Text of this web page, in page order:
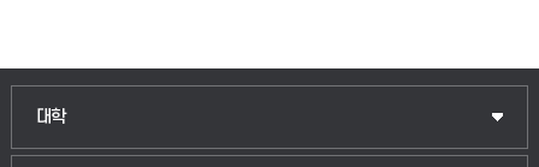
대학
인문융합공공인재학부